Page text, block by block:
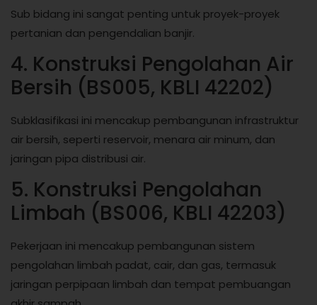
Sub bidang ini sangat penting untuk proyek-proyek
pertanian dan pengendalian banjir.
4. Konstruksi Pengolahan Air
Bersih (BS005, KBLI 42202)
Subklasifikasi ini mencakup pembangunan infrastruktur
air bersih, seperti reservoir, menara air minum, dan
jaringan pipa distribusi air.
5. Konstruksi Pengolahan
Limbah (BS006, KBLI 42203)
Pekerjaan ini mencakup pembangunan sistem
pengolahan limbah padat, cair, dan gas, termasuk
jaringan perpipaan limbah dan tempat pembuangan